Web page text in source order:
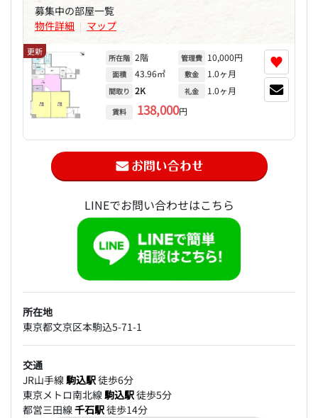
募集中の部屋一覧
物件詳細 | マップ
更新
所在階 2階
面積 43.96㎡
間取り 2K
賃料 138,000円
管理費 10,000円
敷金 1.0ヶ月
礼金 1.0ヶ月
♥
LINEでお問い合わせはこちら
所在地
東京都文京区本駒込5-71-1
交通
JR山手線駒込駅徒歩6分
東京メトロ南北線駒込駅徒歩5分
都営三田線千石駅徒歩14分